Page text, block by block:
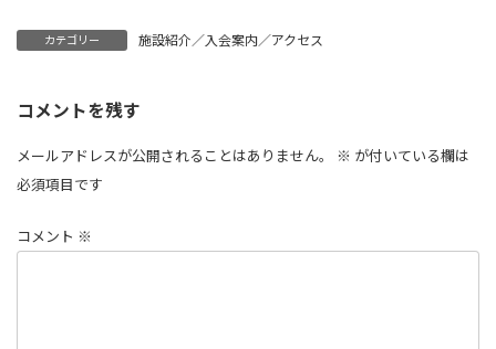
カテゴリー 施設紹介／入会案内／アクセス
コメントを残す
メールアドレスが公開されることはありません。 ※ が付いている欄は
必須項目です
コメント ※